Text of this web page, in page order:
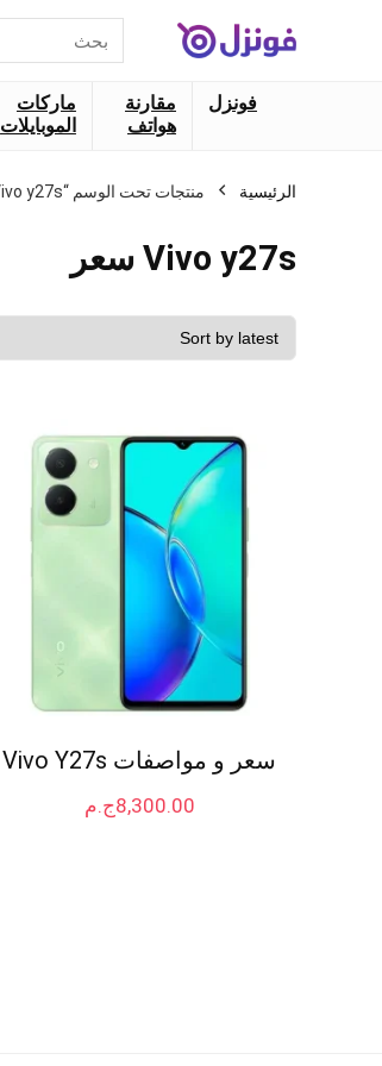
عن:
فونزل
مقارنة
هواتف
ماركات
الموبايلات
الرئيسية منتجات تحت الوسم “Vivo y27s سعر”
Vivo y27s سعر
سعر و مواصفات Vivo Y27s
ج.م8,300.00